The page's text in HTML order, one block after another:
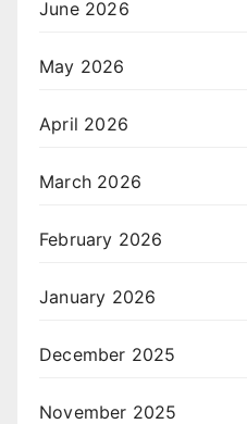
June 2026
May 2026
April 2026
March 2026
February 2026
January 2026
December 2025
November 2025